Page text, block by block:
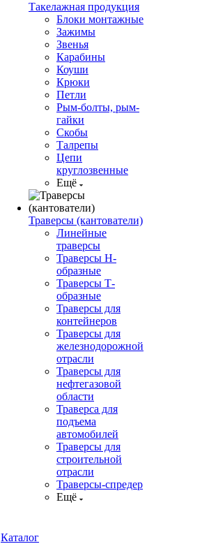
Такелажная продукция
Блоки монтажные
Зажимы
Звенья
Карабины
Коуши
Крюки
Петли
Рым-болты, рым-
гайки
Скобы
Талрепы
Цепи
круглозвенные
Ещё
Траверсы (кантователи)
Линейные
траверсы
Траверсы Н-
образные
Траверсы Т-
образные
Траверсы для
контейнеров
Траверсы для
железнодорожной
отрасли
Траверсы для
нефтегазовой
области
Траверса для
подъема
автомобилей
Траверсы для
строительной
отрасли
Траверсы-спредер
Ещё
Каталог